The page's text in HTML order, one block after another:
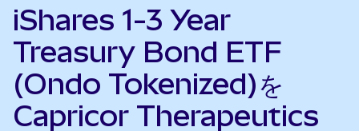
iShares 1-3 Year
Treasury Bond ETF
(Ondo Tokenized)を
Capricor Therapeutics